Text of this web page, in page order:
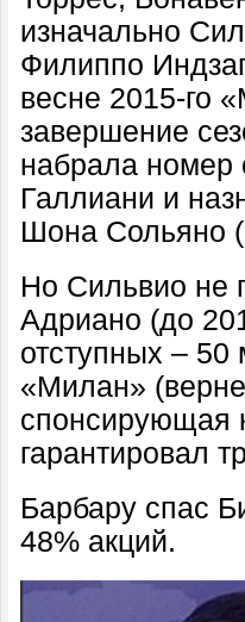
изначально
Филиппо
весне 2015-го
завершение
набрала номер
Галлиани и
Шона Сольяно
Но Сильвио не
Адриано (до
отступных –
«Милан»
спонсирующая
гарантировал
Барбару спас
48% акций.